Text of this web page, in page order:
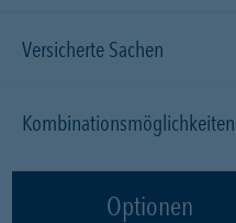
Versicherte Sachen
Kombinationsmöglichkeiten
Optionen